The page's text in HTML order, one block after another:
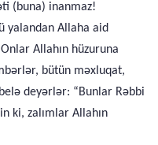
(buna) inanmaz!
yalandan Allaha aid
Allahın hüzuruna
bütün məxluqat,
deyərlər: “Bunlar Rəbbi
ki, zalımlar Allahın